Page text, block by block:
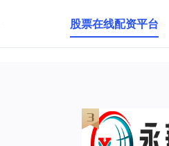
股票在线配资平台